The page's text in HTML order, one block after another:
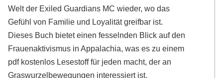
Welt der Exiled Guardians MC wieder, wo das
Gefühl von Familie und Loyalität greifbar ist.
Dieses Buch bietet einen fesselnden Blick auf den
Frauenaktivismus in Appalachia, was es zu einem
pdf kostenlos Lesestoff für jeden macht, der an
Graswurzelbewegungen interessiert ist.